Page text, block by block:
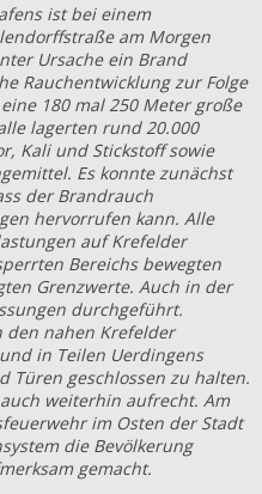
ist bei einem
am Morgen
Ursache ein Brand
Rauchentwicklung zur Folge
180 mal 250 Meter große
lagerten rund 20.000
Kali und Stickstoff sowie
Es konnte zunächst
der Brandrauch
hervorrufen kann. Alle
auf Krefelder
Bereichs bewegten
Grenzwerte. Auch in der
durchgeführt.
den nahen Krefelder
in Teilen Uerdingens
Türen geschlossen zu halten.
weiterhin aufrecht. Am
im Osten der Stadt
die Bevölkerung
gemacht.